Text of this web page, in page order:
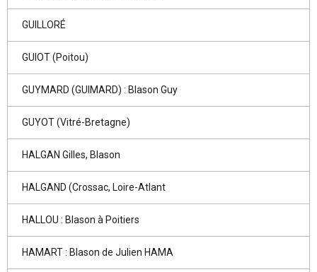
GUILLORÉ
GUIOT (Poitou)
GUYMARD (GUIMARD) : Blason Guy
GUYOT (Vitré-Bretagne)
HALGAN Gilles, Blason
HALGAND (Crossac, Loire-Atlant
HALLOU : Blason à Poitiers
HAMART : Blason de Julien HAMA